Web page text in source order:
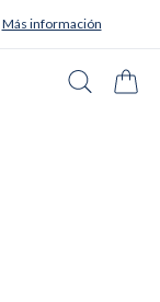
Más información